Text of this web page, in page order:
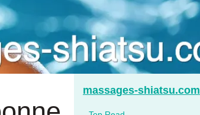
massages-shiatsu.com